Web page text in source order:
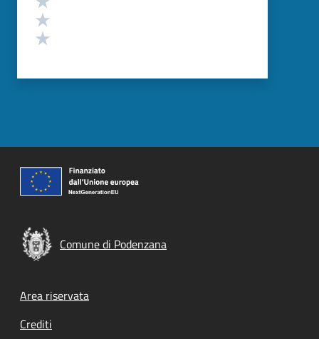
Comune di Podenzana
Footer menu
Area riservata
Crediti